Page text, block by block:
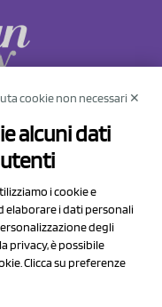
315/1
(MO)
i.v.
cookie non necessari ✕
alcuni dati
i cookie e
elaborare i dati personali
degli
privacy, è possibile
Clicca su preferenze